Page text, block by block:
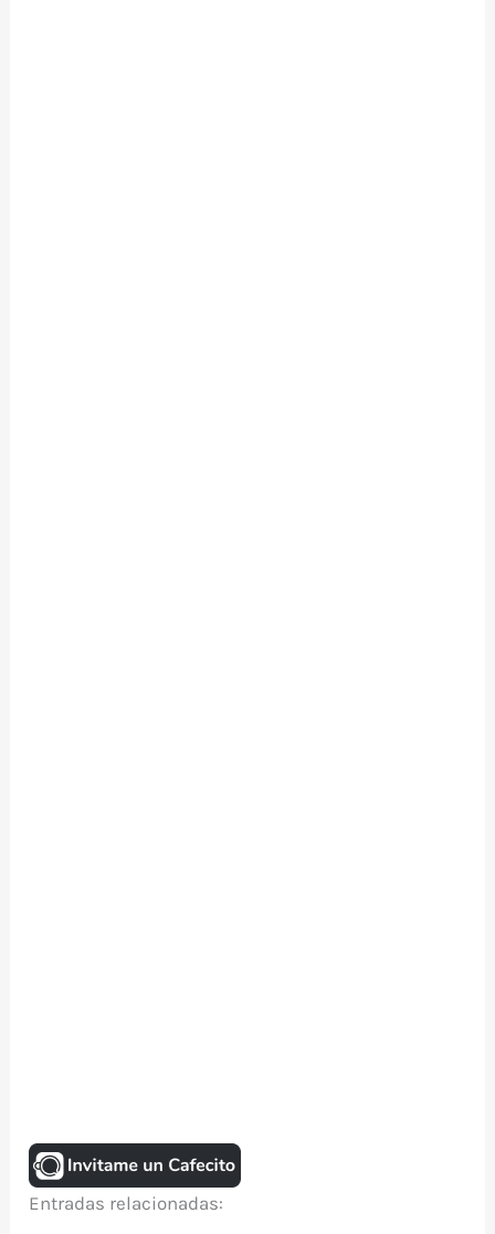
Entradas relacionadas: